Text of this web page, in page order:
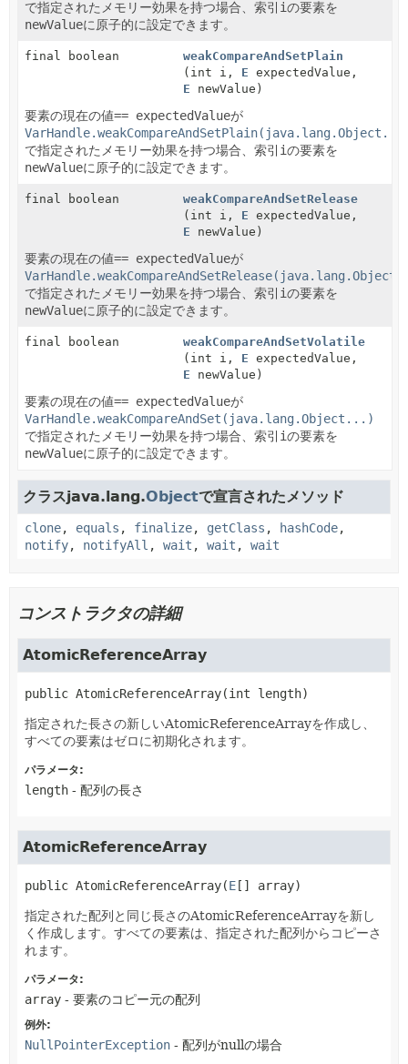
で指定されたメモリー効果を持つ場合、索引 iの要素を
newValueに原子的に設定できます。
final boolean
weakCompareAndSetPlain
(int i, E expectedValue,
E newValue)
要素の現在の値== expectedValueが
で指定されたメモリー効果を持つ場合、索引 iの要素を
newValueに原子的に設定できます。
final boolean
weakCompareAndSetRelease
(int i, E expectedValue,
E newValue)
要素の現在の値== expectedValueが
で指定されたメモリー効果を持つ場合、索引 iの要素を
newValueに原子的に設定できます。
final boolean
weakCompareAndSetVolatile
(int i, E expectedValue,
E newValue)
要素の現在の値== expectedValueが
VarHandle.weakCompareAndSet(java.lang.Object...)
で指定されたメモリー効果を持つ場合、索引 iの要素を
newValueに原子的に設定できます。
クラスjava.lang.Objectで宣言されたメソッド
clone, equals , finalize, getClass , hashCode,
notify, notifyAll , wait , wait , wait
コンストラクタの詳細
AtomicReferenceArray
public AtomicReferenceArray(int length)
指定された長さの新しいAtomicReferenceArrayを作成し、
すべての要素はゼロに初期化されます。
パラメータ:
length - 配列の長さ
AtomicReferenceArray
public AtomicReferenceArray(E[] array)
指定された配列と同じ長さのAtomicReferenceArrayを新し
く作成します。すべての要素は、指定された配列からコピーさ
れます。
パラメータ:
array - 要素のコピー元の配列
例外:
NullPointerException - 配列がnullの場合